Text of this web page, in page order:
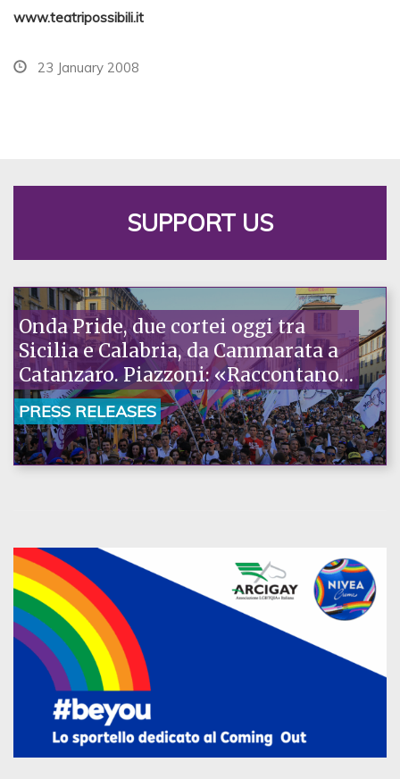
www.teatripossibili.it
23 January 2008
SUPPORT US
Onda Pride, due cortei oggi tra
Sicilia e Calabria, da Cammarata a
Catanzaro. Piazzoni: «Raccontano
la nostra ostinazione»
PRESS RELEASES